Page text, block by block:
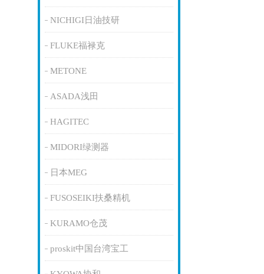
NICHIGI日油技研
FLUKE福禄克
METONE
ASADA浅田
HAGITEC
MIDORI绿测器
日本MEG
FUSOSEIKI扶桑精机
KURAMO仓茂
proskit中国台湾宝工